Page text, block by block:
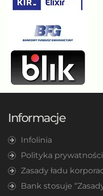
Informacje
Infolinia
Polityka prywatności
Zasady ładu
Bank stosuje